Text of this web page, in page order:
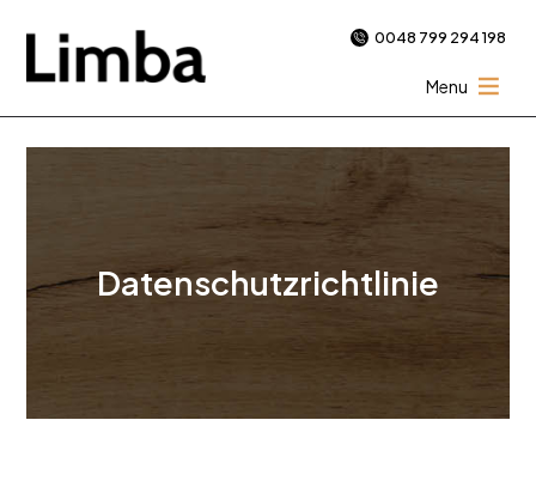
0048 799 294 198
Menu
Datenschutzrichtlinie